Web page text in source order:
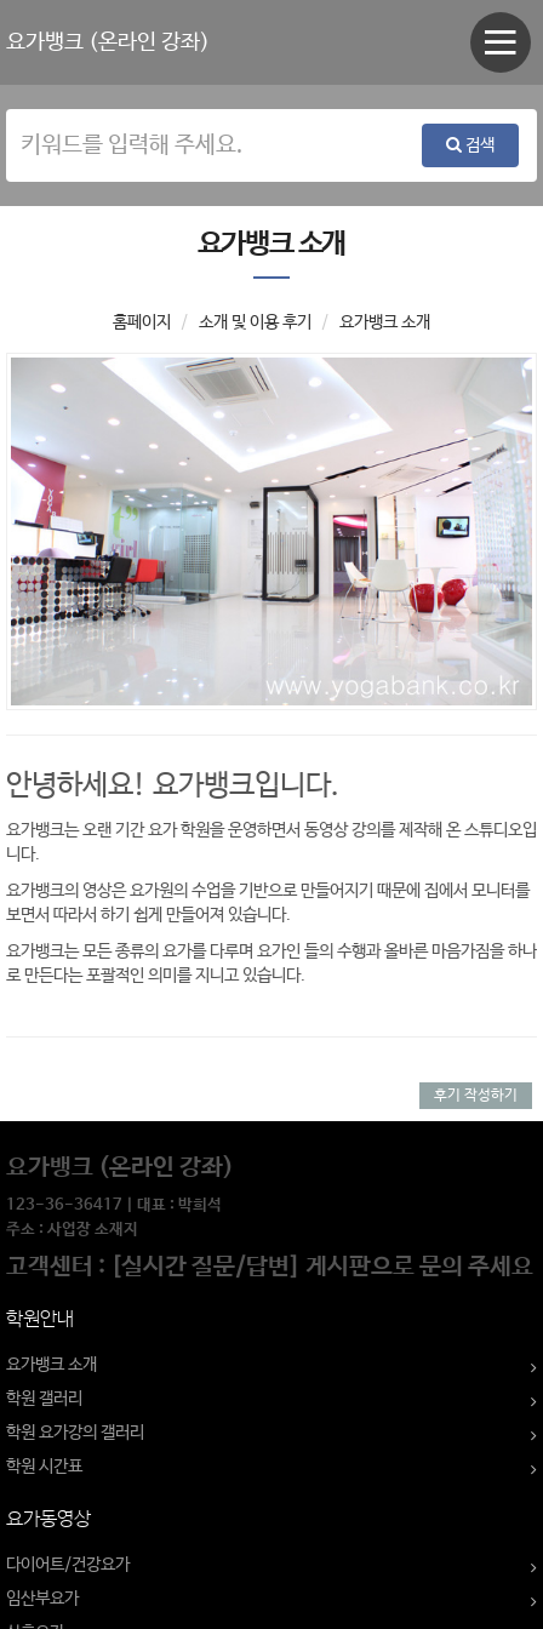
요가뱅크 (온라인 강좌)
검색
요가뱅크 소개
홈페이지 소개 및 이용 후기 요가뱅크 소개
안녕하세요! 요가뱅크입니다.
요가뱅크는 오랜 기간 요가 학원을 운영하면서 동영상 강의를 제작해 온 스튜디오입
니다.
요가뱅크의 영상은 요가원의 수업을 기반으로 만들어지기 때문에 집에서 모니터를
보면서 따라서 하기 쉽게 만들어져 있습니다.
요가뱅크는 모든 종류의 요가를 다루며 요가인 들의 수행과 올바른 마음가짐을 하나
로 만든다는 포괄적인 의미를 지니고 있습니다.
후기 작성하기
요가뱅크 (온라인 강좌)
123-36-36417 | 대표 : 박희석
주소 : 사업장 소재지
고객센터 : [실시간 질문/답변] 게시판으로 문의 주세요
학원안내
요가뱅크 소개
학원 갤러리
학원 요가강의 갤러리
학원 시간표
요가동영상
다이어트/건강요가
임산부요가